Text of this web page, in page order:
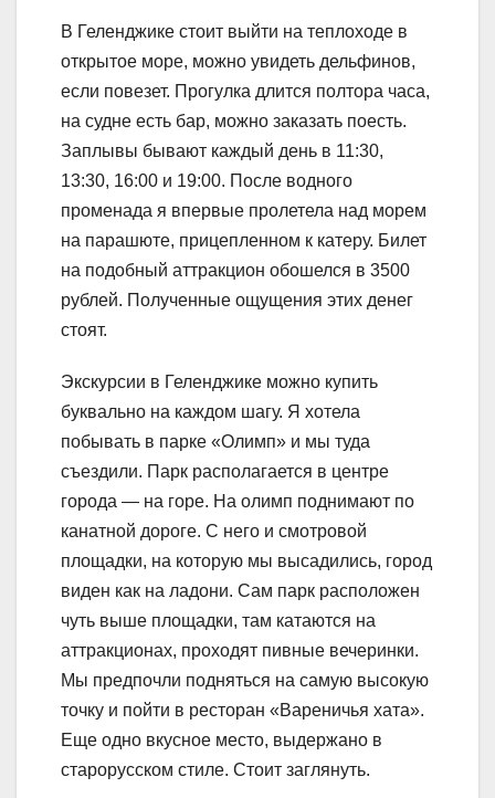
В Геленджике стоит выйти на теплоходе в
открытое море, можно увидеть дельфинов,
если повезет. Прогулка длится полтора часа,
на судне есть бар, можно заказать поесть.
Заплывы бывают каждый день в 11:30,
13:30, 16:00 и 19:00. После водного
променада я впервые пролетела над морем
на парашюте, прицепленном к катеру. Билет
на подобный аттракцион обошелся в 3500
рублей. Полученные ощущения этих денег
стоят.
Экскурсии в Геленджике можно купить
буквально на каждом шагу. Я хотела
побывать в парке «Олимп» и мы туда
съездили. Парк располагается в центре
города — на горе. На олимп поднимают по
канатной дороге. С него и смотровой
площадки, на которую мы высадились, город
виден как на ладони. Сам парк расположен
чуть выше площадки, там катаются на
аттракционах, проходят пивные вечеринки.
Мы предпочли подняться на самую высокую
точку и пойти в ресторан «Вареничья хата».
Еще одно вкусное место, выдержано в
старорусском стиле. Стоит заглянуть.